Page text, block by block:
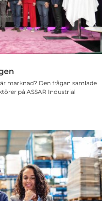
marknad? Den frågan samlade
på ASSAR Industrial